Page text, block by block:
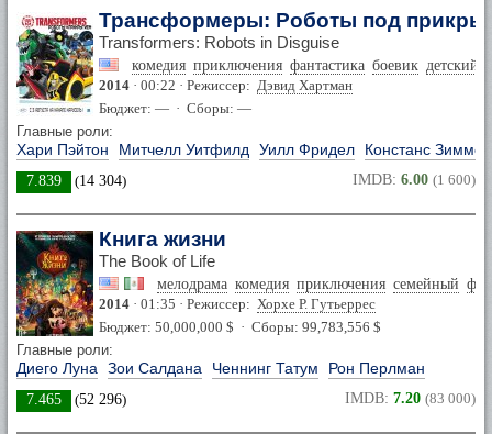
Трансформеры: Роботы под
Transformers: Robots in Disguise
комедия приключения фантастика боевик детский
2014 · 00:22 · Режиссер: Дэвид Хартман
Бюджет: — · Сборы: —
Главные роли:
Хари Пэйтон Митчелл Уитфилд Уилл Фридел Констанс Зиммер
7.839 (14 304) IMDB: 6.00 (1 600)
Книга жизни
The Book of Life
мелодрама комедия приключения семейный
2014 · 01:35 · Режиссер: Хорхе Р. Гутьеррес
Бюджет: 50,000,000 $ · Сборы: 99,783,556 $
Главные роли:
Диего Луна Зои Салдана Ченнинг Татум Рон Перлман
7.465 (52 296) IMDB: 7.20 (83 000)